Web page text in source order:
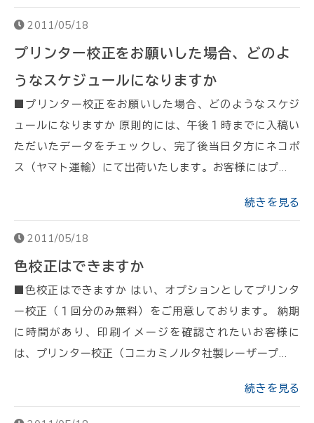
2011/05/18
プリンター校正をお願いした場合、どのよ
うなスケジュールになりますか
■プリンター校正をお願いした場合、どのようなスケジ
ュールになりますか 原則的には、午後１時までに入稿い
ただいたデータをチェックし、完了後当日夕方にネコポ
ス（ヤマト運輸）にて出荷いたします。お客様にはプ…
続きを見る
2011/05/18
色校正はできますか
■色校正はできますか はい、オプションとしてプリンタ
ー校正（１回分のみ無料）をご用意しております。 納期
に時間があり、印刷イメージを確認されたいお客様に
は、プリンター校正（コニカミノルタ社製レーザープ…
続きを見る